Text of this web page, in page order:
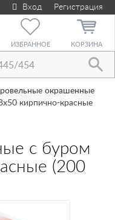
Вход Регистрация
ИЗБРАННОЕ КОРЗИНА
окрашенные
кирпично-красные
с буром
(200